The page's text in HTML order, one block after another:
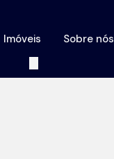
Sobre nós
Imóveis